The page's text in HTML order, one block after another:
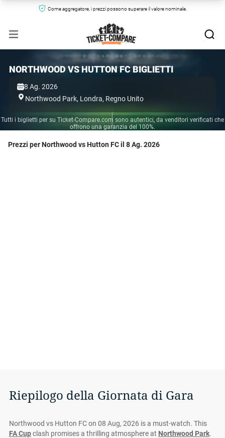
Come aggregatore, i prezzi possono superare il valore nominale.
NORTHWOOD VS HUTTON FC BIGLIETTI
8 Ag. 2026
Northwood Park, Londra, Regno Unito
Tutti i biglietti per su Ticket-Compare.com sono autentici, da venditori verificati che
offrono una garanzia del 100%.
Prezzi per Northwood vs Hutton FC il 8 Ag. 2026
Riepilogo della Giornata di Gara
Northwood vs Hutton FC on 08 Aug, 2026 is a must-watch. This
FA Cupclash promises a thrilling atmosphere at Northwood Park.